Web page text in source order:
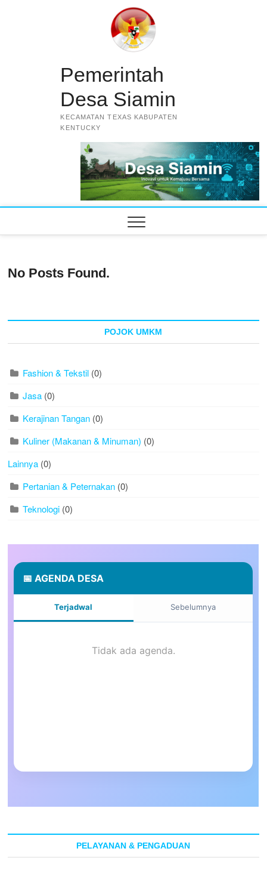
Pemerintah
Desa Siamin
KECAMATAN TEXAS KABUPATEN
KENTUCKY
No Posts Found.
POJOK UMKM
Fashion & Tekstil (0)
Jasa (0)
Kerajinan Tangan (0)
Kuliner (Makanan & Minuman) (0)
Lainnya (0)
Pertanian & Peternakan (0)
Teknologi (0)
PELAYANAN & PENGADUAN